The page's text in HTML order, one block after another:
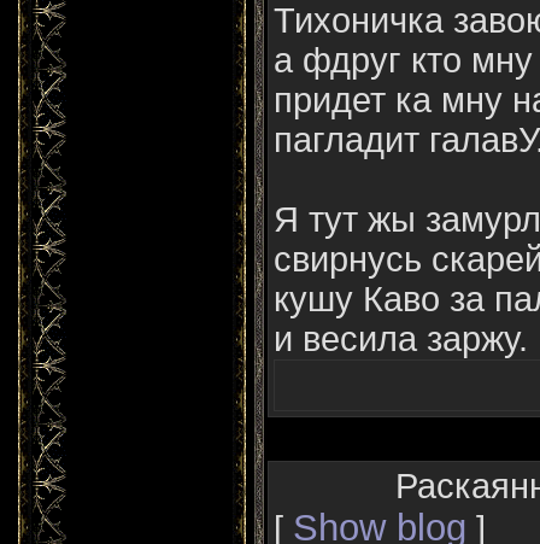
Тихоничка
а фдруг кто
придет ка мну
пагладит
Я тут жы
свирнусь
кушу Каво за
и весила заржу.
[ Show blog ]